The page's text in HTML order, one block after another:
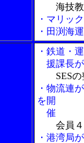
海技
・マリッ
・田渕海
・鉄道・
援課長が
SES
・物流連
を開
催
会員
・港湾局